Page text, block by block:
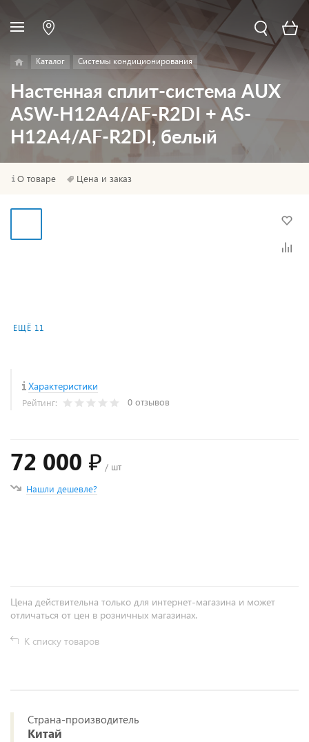
Каталог Системы кондиционирования
Настенная сплит-система AUX
ASW-H12A4/AF-R2DI + AS-
H12A4/AF-R2DI, белый
О товаре Цена и заказ
ЕЩЁ 11
Характеристики
Рейтинг: 0 отзывов
72 000 ₽ / шт
Нашли дешевле?
Цена действительна только для интернет-магазина и может
отличаться от цен в розничных магазинах.
К списку товаров
Страна-производитель
Китай